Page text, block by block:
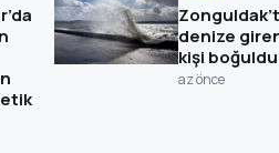
denize
kişi boğuldu
az önce